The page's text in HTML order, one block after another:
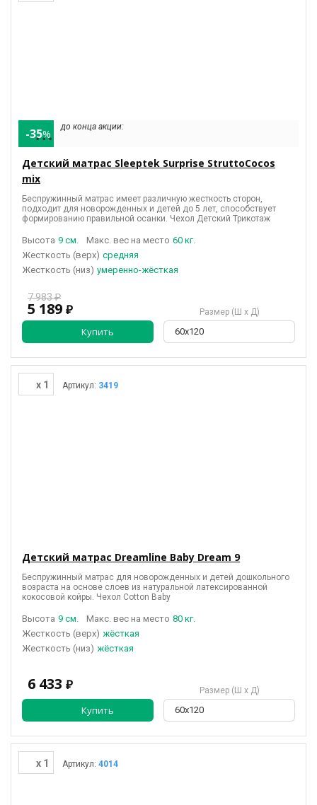
-35%
до конца акции:
Детский матрас Sleeptek Surprise StruttoCocos
mix
7 983 ₽
5 189 ₽ Размер (Ш х Д)
Купить 60х120
Беспружинный матрас имеет различную жесткость сторон,
подходит для новорожденных и детей до 5 лет, способствует
формированию правильной осанки. Чехол Детский Трикотаж
Высота 9 см. Макс. вес на место 60 кг.
(верх) средняя
(низ) умеренно-жёсткая
x 1 Артикул: 3419
Детский матрас Dreamline Baby Dream 9
6 433 ₽ Размер (Ш х Д)
Купить 60х120
Беспружинный матрас для новорожденных и детей дошкольного
возраста на основе слоев из натуральной латексированной
кокосовой койры. Чехол Cotton Baby
Высота 9 см. Макс. вес на место 80 кг.
(верх) жёсткая
(низ) жёсткая
x 1 Артикул: 4014